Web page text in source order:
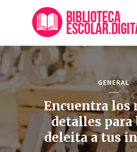
GENERAL
Encuentra los
detalles para
deleita a tus